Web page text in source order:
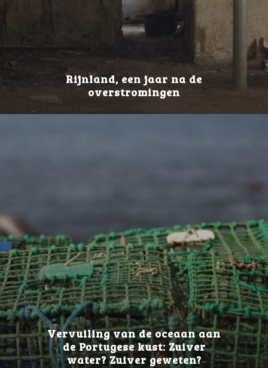
Rijnland, een jaar na de
overstromingen
Vervuiling van de oceaan aan
de Portugese kust: Zuiver
water? Zuiver geweten?